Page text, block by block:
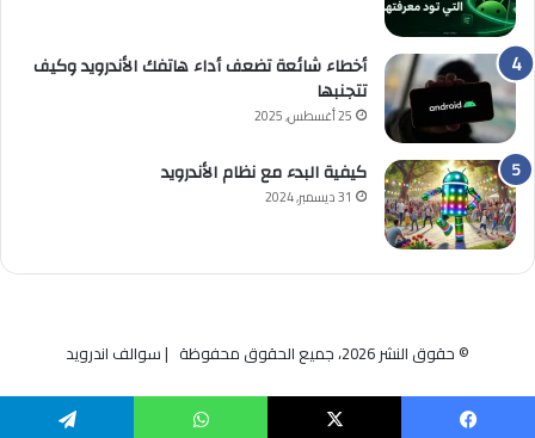
أخطاء شائعة تضعف أداء هاتفك الأندرويد وكيف
تتجنبها
25 أغسطس, 2025
كيفية البدء مع نظام الأندرويد
31 ديسمبر, 2024
© حقوق النشر 2026، جميع الحقوق محفوظة | سوالف اندرويد